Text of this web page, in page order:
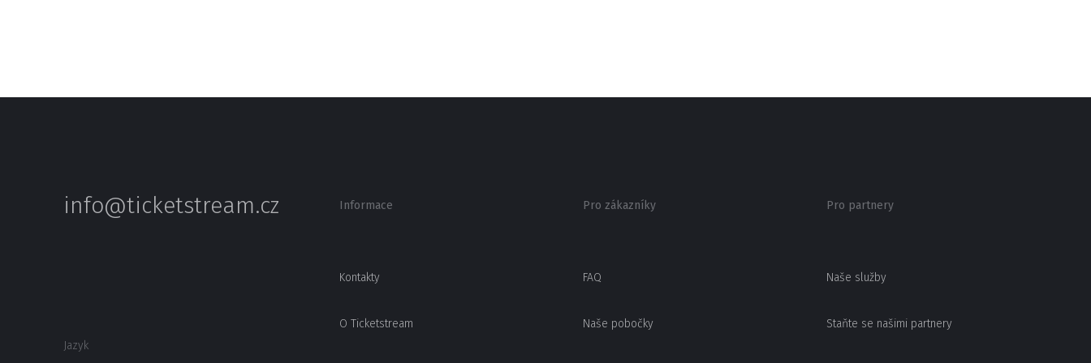
info@ticketstream.cz
Jazyk
Informace
Kontakty
O Ticketstream
Pro zákazníky
FAQ
Naše pobočky
Pro partnery
Naše služby
Staňte se našimi partnery